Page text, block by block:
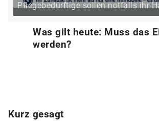
Pflegebedürftige sollen notfalls ihr
Was gilt heute: Muss das
werden?
Kurz gesagt